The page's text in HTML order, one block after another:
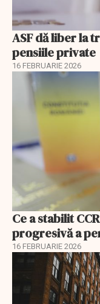
ASF dă liber la
pensiile private
16 FEBRUARIE 2026
Ce a stabilit
progresivă a
16 FEBRUARIE 2026